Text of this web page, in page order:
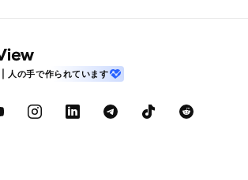
人の手で作られています